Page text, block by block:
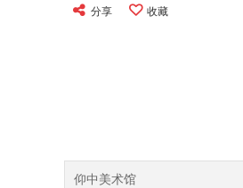
分享 收藏
仰中美术馆